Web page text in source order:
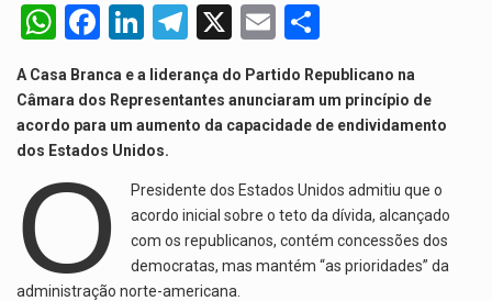
W
h
at
s
A
p
F
ce
b
o
o
k
Li
n
ke
dI
n
T
e
gr
m
X
E
m
ail ar
e
A Casa Branca e a liderança do Partido Republicano na
Câmara dos Representantes anunciaram um princípio de
acordo para um aumento da capacidade de endividamento
dos Estados Unidos.
O
Presidente dos Estados Unidos admitiu que o
acordo inicial sobre o teto da dívida, alcançado
com os republicanos, contém concessões dos
democratas, mas mantém “as prioridades” da
administração norte-americana.